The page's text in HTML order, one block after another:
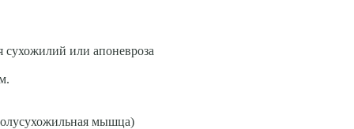
сухожилий или апоневроза
мышца)